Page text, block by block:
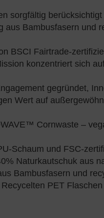
sorgfältig
Bambusfasern und
BSCI Fairtrade-
konzentriert sich
gegründet,
Wert auf
Cornwaste –
Schaum und FSC-
Naturkautschuk aus
Bambusfasern und
Recycelten PET